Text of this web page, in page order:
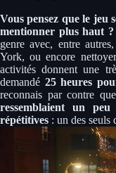
Vous pensez que le jeu
mentionner plus haut
genre avec, entre
York, ou encore
activités donnent une
demandé 25 heures
reconnais par contre
ressemblaient un
répétitives : un des seuls